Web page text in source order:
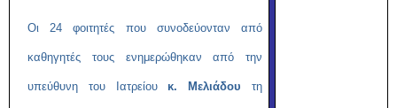
Οι 24 φοιτητές που συνοδεύονταν από
καθηγητές τους ενημερώθηκαν από την
υπεύθυνη του Ιατρείου κ. Μελιάδουτη